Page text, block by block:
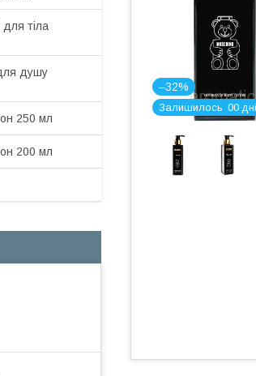
–32%
Залишилось 00
тіла
душу
250 мл
200 мл